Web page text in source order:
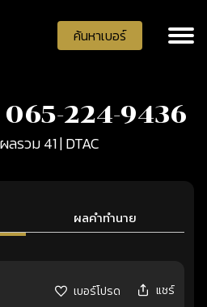
ค้นหาเบอร์
224-9436
ลรวม 41 | DTAC
ผลคำทำนาย
เบอร์โปรด แชร์